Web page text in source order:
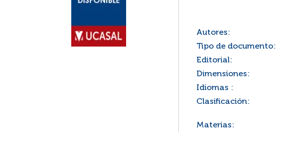
Autores:
Tipo de documento:
Editorial:
Dimensiones:
Idiomas :
Clasificación:
Materias: